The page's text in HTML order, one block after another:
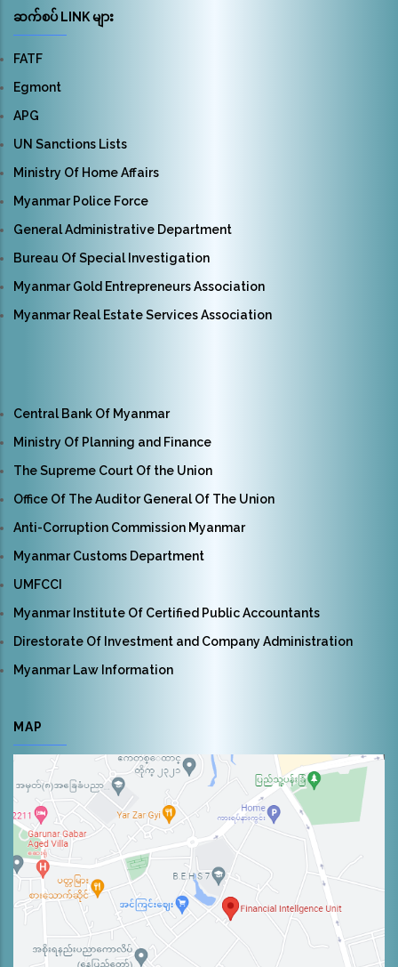
ဆက်စပ် LINK များ
FATF
Egmont
APG
UN Sanctions Lists
Ministry Of Home Affairs
Myanmar Police Force
General Administrative Department
Bureau Of Special Investigation
Myanmar Gold Entrepreneurs Association
Myanmar Real Estate Services Association
Central Bank Of Myanmar
Ministry Of Planning and Finance
The Supreme Court Of the Union
Office Of The Auditor General Of The Union
Anti-Corruption Commission Myanmar
Myanmar Customs Department
UMFCCI
Myanmar Institute Of Certified Public Accountants
Direstorate Of Investment and Company Administration
Myanmar Law Information
MAP